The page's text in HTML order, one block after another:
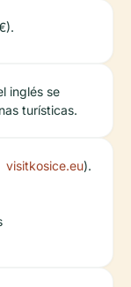
inglés se
turísticas.
visitkosice.eu).